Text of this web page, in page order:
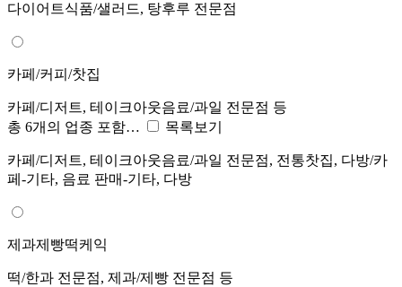
다이어트식품/샐러드, 탕후루 전문점
카페/커피/찻집
카페/디저트, 테이크아웃음료/과일 전문점 등
총 6개의 업종 포함…
목록보기
카페/디저트, 테이크아웃음료/과일 전문점, 전통찻집, 다방/카
페-기타, 음료 판매-기타, 다방
제과제빵떡케익
떡/한과 전문점, 제과/제빵 전문점 등